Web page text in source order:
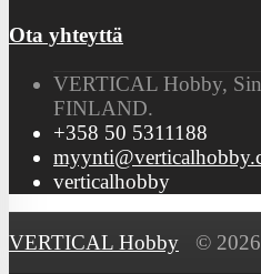
Ota yhteyttä
VERTICAL Hobby,
FINLAND.
+358 50 5311188
verticalhobby
VERTICAL Hobby © 2026